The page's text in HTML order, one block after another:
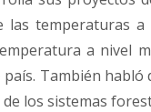
las temperaturas
a nivel
También
los sistemas